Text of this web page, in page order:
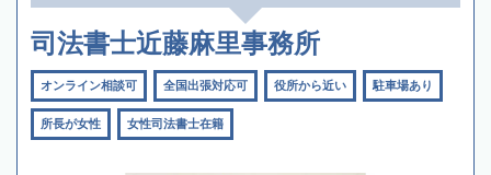
司法書士近藤麻里事務所
オンライン相談可 全国出張対応可 役所から近い 駐車場あり
所長が女性 女性司法書士在籍